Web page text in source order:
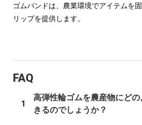
ゴムバンドは、農業環境でアイテムを
リップを提供します。
FAQ
1
高弾性輪ゴムを農産物にど
きるのでしょうか？